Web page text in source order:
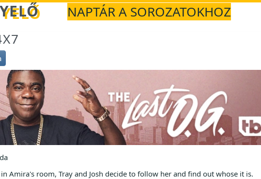
NAPTÁR A SOROZATOKHOZ
Amira's room, Tray and Josh decide to follow her and find out whose it is.